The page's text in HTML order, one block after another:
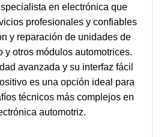
en electrónica que
profesionales y confiables
y reparación de unidades de
y otros módulos automotrices.
avanzada y su interfaz fácil
es una opción ideal para
técnicos más complejos en
automotriz.